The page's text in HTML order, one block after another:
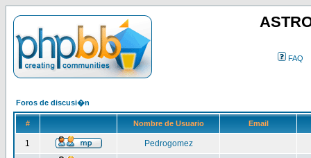
FAQ
Foros de discusi�n
# Nombre de Usuario Email
1 Pedrogomez